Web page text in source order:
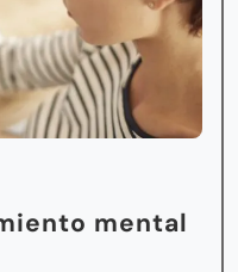
mental